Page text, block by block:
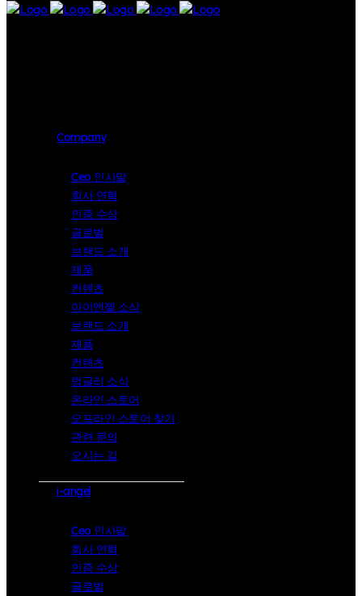
Company
Ceo 인사말
회사 연혁
인증 수상
글로벌
브랜드 소개
제품
컨텐츠
아이엔젤 소식
브랜드 소개
제품
컨텐츠
멍글리 소식
온라인 스토어
오프라인 스토어 찾기
관련 문의
오시는 길
i-angel
Ceo 인사말
회사 연혁
인증 수상
글로벌